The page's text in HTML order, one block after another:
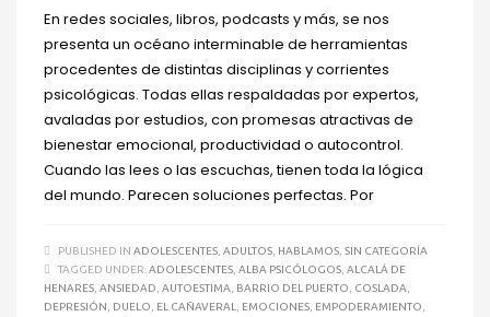
En redes sociales, libros, podcasts y más, se nos
presenta un océano interminable de herramientas
procedentes de distintas disciplinas y corrientes
psicológicas. Todas ellas respaldadas por expertos,
avaladas por estudios, con promesas atractivas de
bienestar emocional, productividad o autocontrol.
Cuando las lees o las escuchas, tienen toda la lógica
del mundo. Parecen soluciones perfectas. Por
PUBLISHED IN ADOLESCENTES ADULTOS HABLAMOS SIN CATEGORÍA
TAGGED UNDER:ADOLESCENTES ALBA PSICÓLOGOS ALCALÁ DE
HENARES ANSIEDAD AUTOESTIMA BARRIO DEL PUERTO COSLADA
DEPRESIÓN
DUELO EL CAÑAVERAL EMOCIONES EMPODERAMIENTO